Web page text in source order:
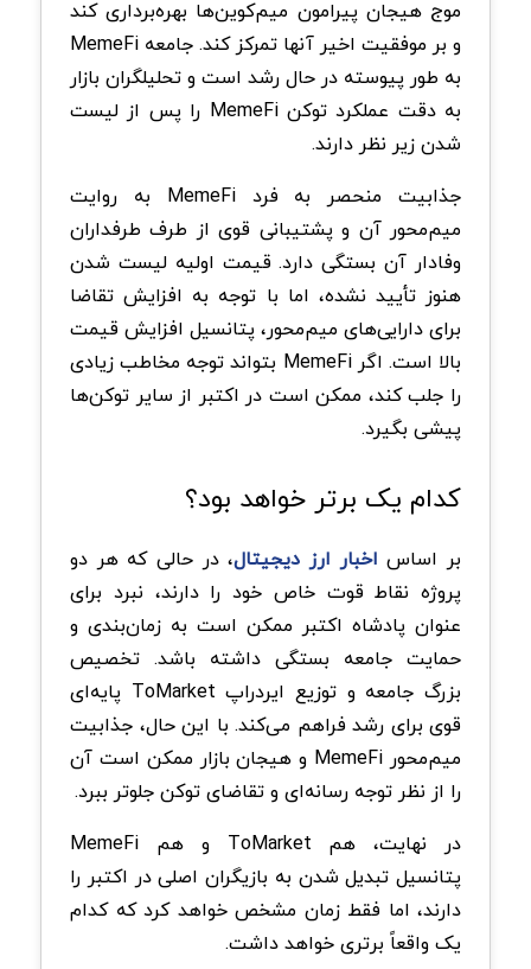
موج هیجان پیرامون میم‌کوین‌ها بهره‌برداری کند
و بر موفقیت اخیر آنها تمرکز کند. جامعه MemeFi
به طور پیوسته در حال رشد است و تحلیلگران بازار
به دقت عملکرد توکن MemeFi را پس از لیست
شدن زیر نظر دارند.
جذابیت منحصر به فرد MemeFi به روایت
میم‌محور آن و پشتیبانی قوی از طرف طرفداران
وفادار آن بستگی دارد. قیمت اولیه لیست شدن
هنوز تأیید نشده، اما با توجه به افزایش تقاضا
برای دارایی‌های میم‌محور، پتانسیل افزایش قیمت
بالا است. اگر MemeFi بتواند توجه مخاطب زیادی
را جلب کند، ممکن است در اکتبر از سایر توکن‌ها
پیشی بگیرد.
کدام یک برتر خواهد بود؟
بر اساس اخبار ارز دیجیتال، در حالی که هر دو
پروژه نقاط قوت خاص خود را دارند، نبرد برای
عنوان پادشاه اکتبر ممکن است به زمان‌بندی و
حمایت جامعه بستگی داشته باشد. تخصیص
بزرگ جامعه و توزیع ایردراپ ToMarket پایه‌ای
قوی برای رشد فراهم می‌کند. با این حال، جذابیت
میم‌محور MemeFi و هیجان بازار ممکن است آن
را از نظر توجه رسانه‌ای و تقاضای توکن جلوتر ببرد.
در نهایت، هم ToMarket و هم MemeFi
پتانسیل تبدیل شدن به بازیگران اصلی در اکتبر را
دارند، اما فقط زمان مشخص خواهد کرد که کدام
یک واقعاً برتری خواهد داشت.